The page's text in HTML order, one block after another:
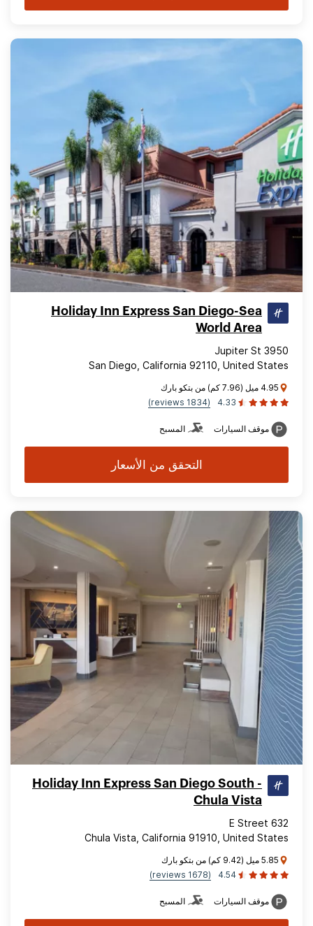
Holiday Inn Express San Diego-Sea
World Area
3950 Jupiter St
San Diego, California 92110, United States
4.95 ميل (7.96 كم) من بتكو بارك
4.33
(1834 reviews)
موقف السيارات المسبح
التحقق من الأسعار
Holiday Inn Express San Diego South -
Chula Vista
632 E Street
Chula Vista, California 91910, United States
5.85 ميل (9.42 كم) من بتكو بارك
4.54
(1678 reviews)
موقف السيارات المسبح